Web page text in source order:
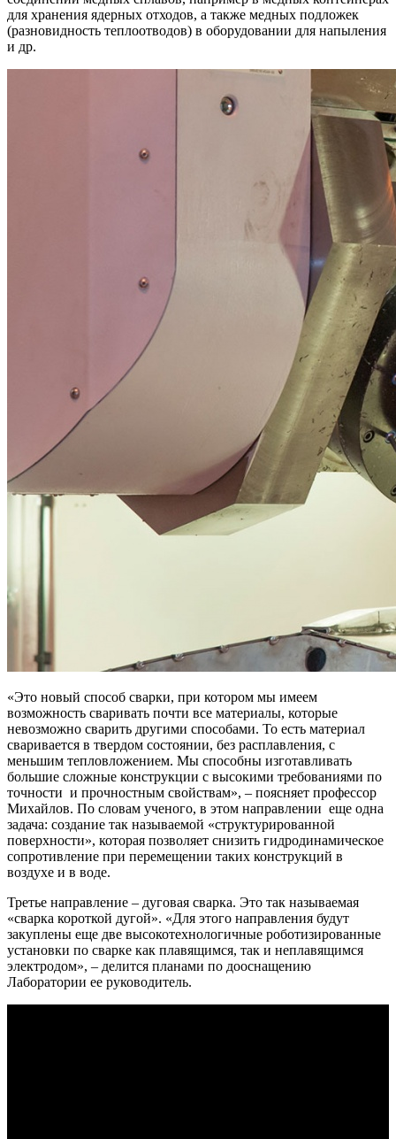
для хранения ядерных отходов, а также медных подложек
(разновидность теплоотводов) в оборудовании для напыления
и др.
«Это новый способ сварки, при котором мы имеем
возможность сваривать почти все материалы, которые
невозможно сварить другими способами. То есть материал
сваривается в твердом состоянии, без расплавления, с
меньшим тепловложением. Мы способны изготавливать
большие сложные конструкции с высокими требованиями по
точности и прочностным свойствам», – поясняет профессор
Михайлов. По словам ученого, в этом направлении еще одна
задача: создание так называемой «структурированной
поверхности», которая позволяет снизить гидродинамическое
сопротивление при перемещении таких конструкций в
воздухе и в воде.
Третье направление – дуговая сварка. Это так называемая
«сварка короткой дугой». «Для этого направления будут
закуплены еще две высокотехнологичные роботизированные
установки по сварке как плавящимся, так и неплавящимся
электродом», – делится планами по дооснащению
Лаборатории ее руководитель.